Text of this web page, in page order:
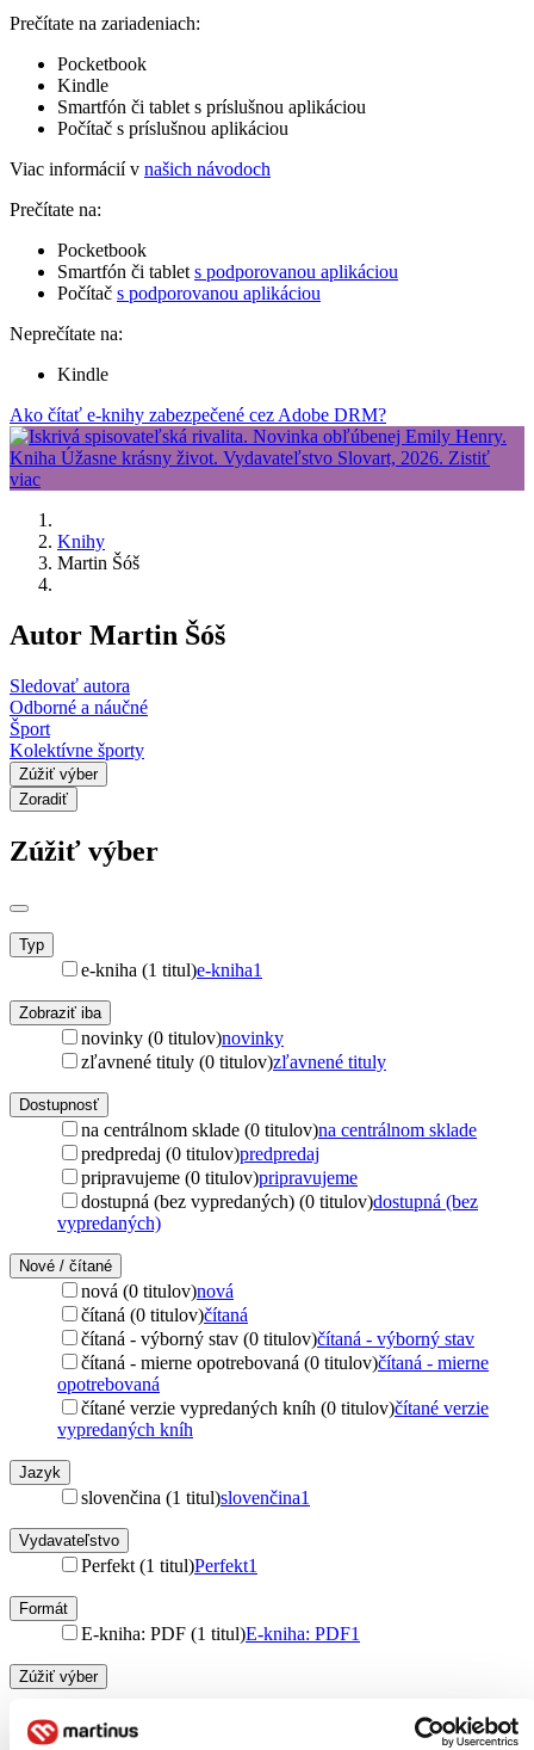
Prečítate na zariadeniach:
Pocketbook
Kindle
Smartfón či tablet s príslušnou aplikáciou
Počítač s príslušnou aplikáciou
Viac informácií v našich návodoch
Prečítate na:
Pocketbook
Smartfón či tablet s podporovanou aplikáciou
Počítač s podporovanou aplikáciou
Neprečítate na:
Kindle
Ako čítať e-knihy zabezpečené cez Adobe DRM?
Knihy
Martin Šóš
Autor Martin Šóš
Sledovať autora
Odborné a náučné
Šport
Kolektívne športy
Zúžiť výber
Zoradiť
Zúžiť výber
Typ
e-kniha (1 titul)e-kniha1
Zobraziť iba
novinky (0 titulov)novinky
zľavnené tituly (0 titulov)zľavnené tituly
Dostupnosť
na centrálnom sklade (0 titulov)na centrálnom sklade
predpredaj (0 titulov)predpredaj
pripravujeme (0 titulov)pripravujeme
dostupná (bez vypredaných) (0 titulov)dostupná (bez
vypredaných)
Nové / čítané
nová (0 titulov)nová
čítaná (0 titulov)čítaná
čítaná - výborný stav (0 titulov)čítaná - výborný stav
čítaná - mierne opotrebovaná (0 titulov)čítaná - mierne
opotrebovaná
čítané verzie vypredaných kníh (0 titulov)čítané verzie
vypredaných kníh
Jazyk
slovenčina (1 titul)slovenčina1
Vydavateľstvo
Perfekt (1 titul)Perfekt1
Formát
E-kniha: PDF (1 titul)E-kniha: PDF1
Zúžiť výber
Zoradiť